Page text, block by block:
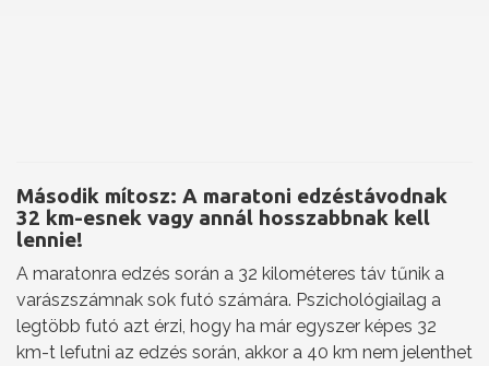
Második mítosz: A maratoni edzéstávodnak
32 km-esnek vagy annál hosszabbnak kell
lennie!
A maratonra edzés során a 32 kilométeres táv tűnik a
varászszámnak sok futó számára. Pszichológiailag a
legtöbb futó azt érzi, hogy ha már egyszer képes 32
km-t lefutni az edzés során, akkor a 40 km nem jelenthet